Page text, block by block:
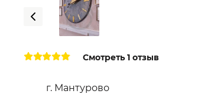
Смотреть 1 отзыв
г. Мантурово